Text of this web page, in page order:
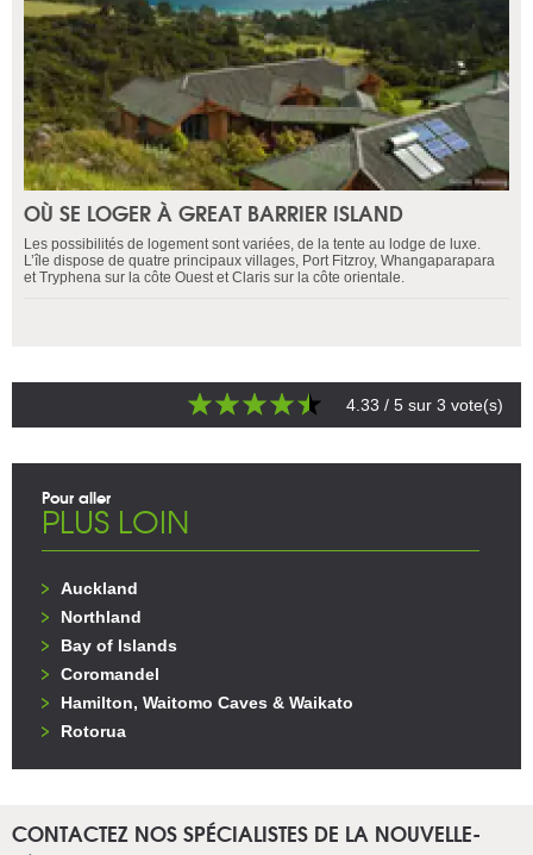
OÙ SE LOGER À GREAT BARRIER ISLAND
Les possibilités de logement sont variées, de la tente au lodge de luxe.
L’île dispose de quatre principaux villages, Port Fitzroy, Whangaparapara
et Tryphena sur la côte Ouest et Claris sur la côte orientale.
4.33 / 5 sur 3 vote(s)
Pour aller
PLUS LOIN
Auckland
Northland
Bay of Islands
Coromandel
Hamilton, Waitomo Caves & Waikato
Rotorua
CONTACTEZ NOS SPÉCIALISTES DE LA NOUVELLE-